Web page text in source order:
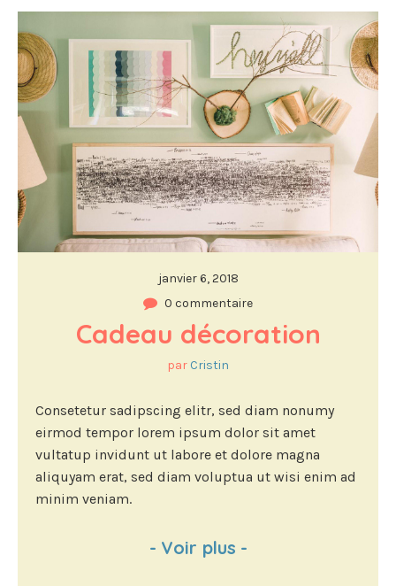
janvier 6, 2018
0 commentaire
Cadeau décoration
par Cristin
Consetetur sadipscing elitr, sed diam nonumy
eirmod tempor lorem ipsum dolor sit amet
vultatup invidunt ut labore et dolore magna
aliquyam erat, sed diam voluptua ut wisi enim ad
minim veniam.
- Voir plus -